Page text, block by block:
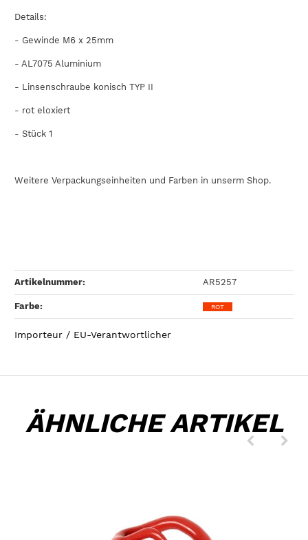
Details:
- Gewinde M6 x 25mm
- AL7075 Aluminium
- Linsenschraube konisch TYP II
- rot eloxiert
- Stück 1
Weitere Verpackungseinheiten und Farben in unserm Shop.
Artikelnummer: AR5257
Farbe‍: ROT
Importeur / EU-Verantwortlicher
ÄHNLICHE ARTIKEL